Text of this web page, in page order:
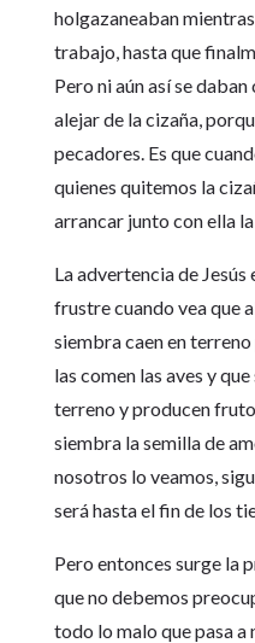
holgazaneaban
trabajo, hasta que
Pero ni aún así se
alejar de la cizaña,
pecadores. Es que
quienes quitemos la
arrancar junto con ella
La advertencia de Jesús
frustre cuando vea que
siembra caen en
las comen las aves y
terreno y producen
siembra la semilla de
nosotros lo veamos,
será hasta el fin de los
Pero entonces surge la
que no debemos
todo lo malo que pasa